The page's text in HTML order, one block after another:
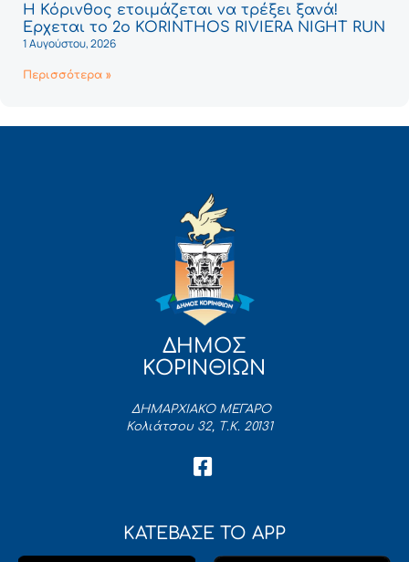
Η Κόρινθος ετοιμάζεται να τρέξει ξανά!
Έρχεται το 2ο KORINTHOS RIVIERA NIGHT RUN
1 Αυγούστου, 2026
Περισσότερα »
ΔΗΜΟΣ
ΚΟΡΙΝΘΙΩΝ
ΔΗΜΑΡΧΙΑΚΟ ΜΕΓΑΡΟ
Κολιάτσου 32, Τ.Κ. 20131
ΚΑΤΕΒΑΣΕ ΤΟ APP